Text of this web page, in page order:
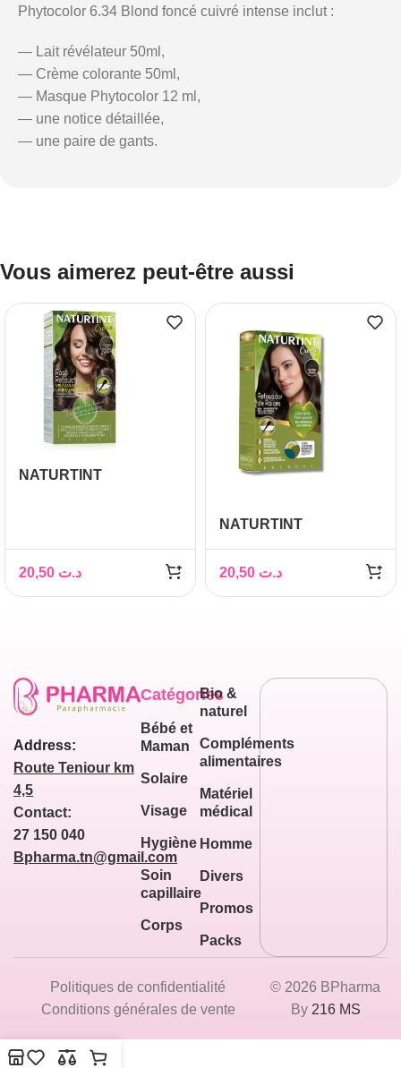
Phytocolor 6.34 Blond foncé cuivré intense inclut :
— Lait révélateur 50ml,
— Crème colorante 50ml,
— Masque Phytocolor 12 ml,
— une notice détaillée,
— une paire de gants.
Vous aimerez peut-être aussi
NATURTINT
45ML
د.ت
NATURTINT
RACINES 3N CREME
REFLET CHATAIN
د.ت
Address:
Route Teniour km
4,5
Contact:
27 150 040
Bpharma.tn@gmail.com
Catégories
Bébé et
Maman
Solaire
Visage
Hygiène
Soin
capillaire
Corps
Bio &
naturel
Compléments
alimentaires
Matériel
médical
Homme
Divers
Promos
Packs
© 2026 BPharma
By 216 MS
Politiques de confidentialité
Conditions générales de vente